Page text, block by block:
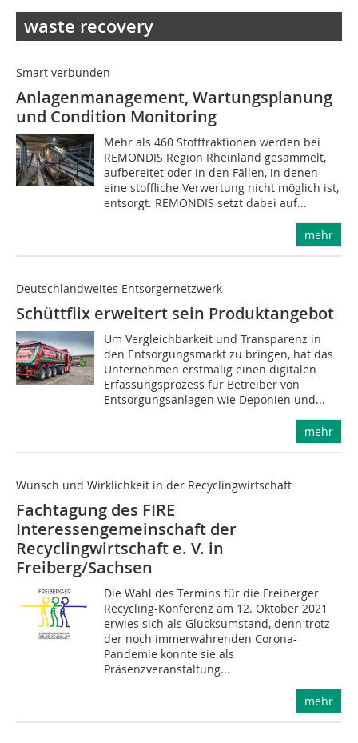
waste recovery
Smart verbunden
Anlagenmanagement, Wartungsplanung
und Condition Monitoring
Mehr als 460 Stofffraktionen werden bei
REMONDIS Region Rheinland gesammelt,
aufbereitet oder in den Fällen, in denen
eine stoffliche Verwertung nicht möglich ist,
entsorgt. REMONDIS setzt dabei auf...
mehr
Deutschlandweites Entsorgernetzwerk
Schüttflix erweitert sein Produktangebot
Um Vergleichbarkeit und Transparenz in
den Entsorgungsmarkt zu bringen, hat das
Unternehmen erstmalig einen digitalen
Erfassungsprozess für Betreiber von
Entsorgungsanlagen wie Deponien und...
mehr
Wunsch und Wirklichkeit in der Recyclingwirtschaft
Fachtagung des FIRE
Interessengemeinschaft der
Recyclingwirtschaft e. V. in
Freiberg/Sachsen
Die Wahl des Termins für die Freiberger
Recycling-Konferenz am 12. Oktober 2021
erwies sich als Glücksumstand, denn trotz
der noch immerwährenden Corona-
Pandemie konnte sie als
Präsenzveranstaltung...
mehr